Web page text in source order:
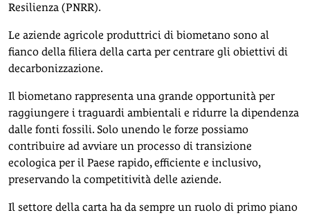
Resilienza (PNRR).
Le aziende agricole produttrici di biometano sono al
fianco della filiera della carta per centrare gli obiettivi di
decarbonizzazione.
Il biometano rappresenta una grande opportunità per
raggiungere i traguardi ambientali e ridurre la dipendenza
dalle fonti fossili. Solo unendo le forze possiamo
contribuire ad avviare un processo di transizione
ecologica per il Paese rapido, efficiente e inclusivo,
preservando la competitività delle aziende.
Il settore della carta ha da sempre un ruolo di primo piano